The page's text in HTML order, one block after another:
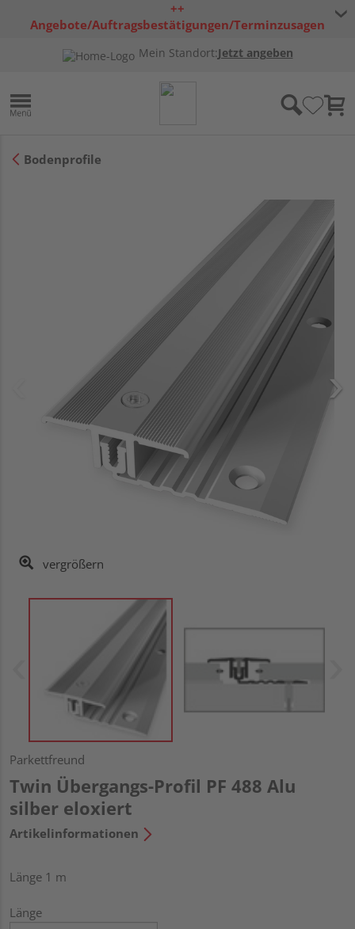
++
Angebote/Auftragsbestätigungen/Terminzusagen
Mein Standort:Jetzt angeben
Bodenprofile
vergrößern
Parkettfreund
Twin Übergangs-Profil PF 488 Alu
silber eloxiert
Artikelinformationen
Länge 1 m
Länge